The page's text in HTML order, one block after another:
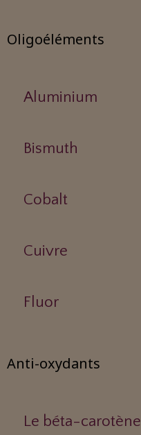
Oligoéléments
Aluminium
Bismuth
Cobalt
Cuivre
Fluor
Anti-oxydants
Le béta-carotène